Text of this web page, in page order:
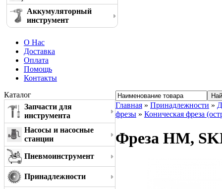
Аккумуляторный
инструмент
О Нас
Доставка
Оплата
Помощь
Контакты
Каталог
Запчасти для
инструмента
Насосы и насосные
станции
Пневмоинструмент
Принадлежности
Главная » Принадлежности »
фрезы » Коническая фреза
Фреза HM,